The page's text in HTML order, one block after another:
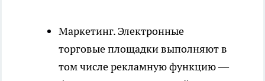
Маркетинг. Электронные
торговые площадки выполняют в
том числе рекламную функцию —